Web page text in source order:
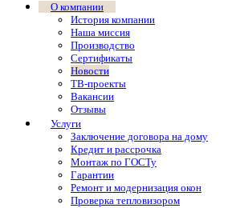
О компании
История компании
Наша миссия
Производство
Сертификаты
Новости
ТВ-проекты
Вакансии
Отзывы
Услуги
Заключение договора на дому
Кредит и рассрочка
Монтаж по ГОСТу
Гарантии
Ремонт и модернизация окон
Проверка тепловизором